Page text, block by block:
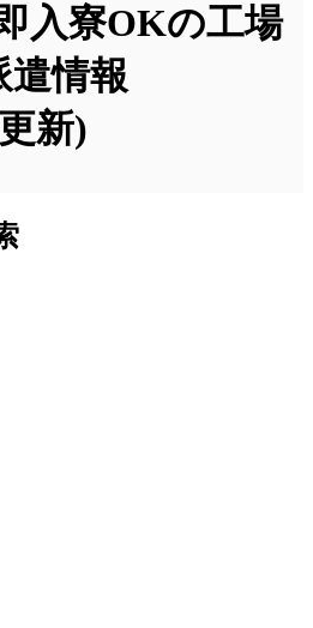
入寮OKの工場
遣情報
新)